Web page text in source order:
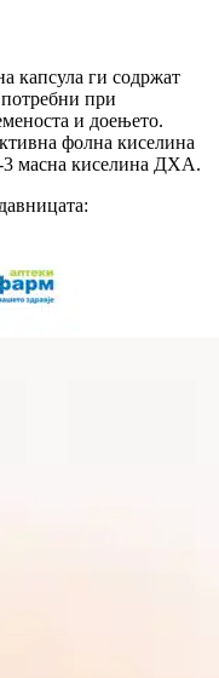
капсула ги содржат
при
и доењето.
фолна киселина
масна киселина ДХА.